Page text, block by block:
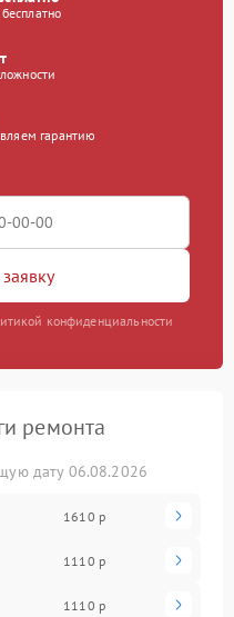
гарантию
конфиденциальности
ремонта
дату 06.08.2026
1610 р
1110 р
1110 р